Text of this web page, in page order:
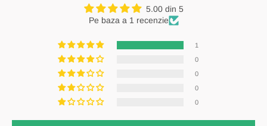
5.00 din 5
Pe baza a 1 recenzie
1
0
0
0
0